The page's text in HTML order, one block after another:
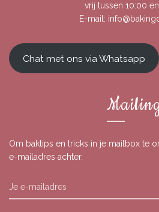
vrij tussen 10:00
E-mail:
Chat met ons via Whatsapp
Om baktips en tricks in je mailbox te
e-mailadres achter.